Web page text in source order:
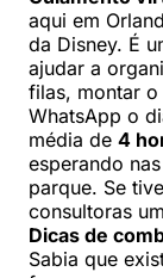
aqui em
da Disney. É
ajudar a
filas, montar
WhatsApp o
média de 4
esperando
parque. Se
consultoras
Dicas de
Sabia que